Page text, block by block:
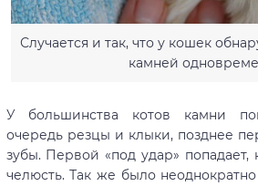
Случается и так, что у кошек
камней
У большинства котов камни
очередь резцы и клыки, позднее
зубы. Первой «под удар» попадает,
челюсть. Так же было